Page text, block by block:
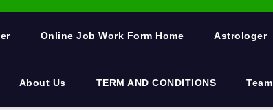
Online Job Work Form Home Astrologer
About Us TERM AND CONDITIONS Team